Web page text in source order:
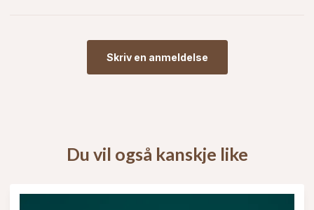
Skriv en anmeldelse
Du vil også kanskje like